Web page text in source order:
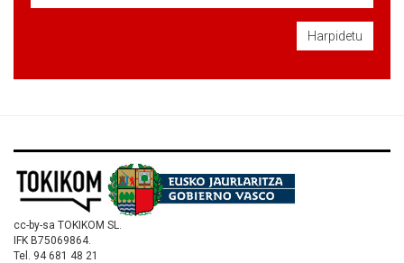
Harpidetu
cc-by-sa TOKIKOM SL.
IFK B75069864.
Tel. 94 681 48 21